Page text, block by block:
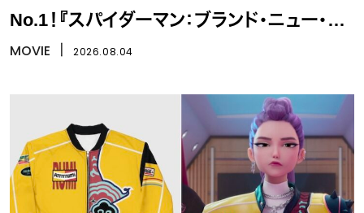
No.1！『スパイダーマン：ブランド・ニュー・デ
イ』
MOVIE 2026.08.04